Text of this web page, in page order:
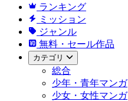
ランキング
ミッション
ジャンル
無料・セール作品
カテゴリ
総合
少年・青年マンガ
少女・女性マンガ